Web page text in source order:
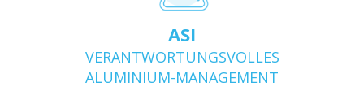
ASI
VERANTWORTUNGSVOLLES
ALUMINIUM-MANAGEMENT